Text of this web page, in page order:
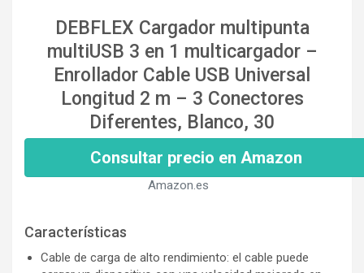
DEBFLEX Cargador multipunta
multiUSB 3 en 1 multicargador –
Enrollador Cable USB Universal
Longitud 2 m – 3 Conectores
Diferentes, Blanco, 30
Consultar precio en Amazon
Amazon.es
Características
Cable de carga de alto rendimiento: el cable puede